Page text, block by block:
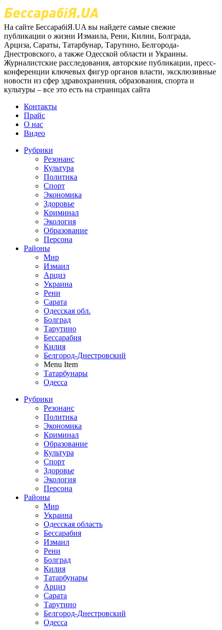
На сайте БессарабіЯ.UA вы найдете самые свежие
публикации о жизни Измаила, Рени, Килии, Болграда,
Арциза, Сараты, Татарбунар, Тарутино, Белгорода-
Днестровского, а также Одесской области и Украины.
Журналистские расследования, авторские публикации, пресс-
конференции ключевых фигур органов власти, эксклюзивные
новости из сфер здравохранения, образования, спорта и
культуры – все это есть на страницах сайта
Контакты
Прайс
О нас
Видео
Рубрики
Резонанс
Культура
Политика
Спорт
Экономика
Здоровье
Криминал
Экология
Образование
Персона
Районы
Мир
Измаил
Арциз
Украина
Рени
Сарата
Одесская обл.
Болград
Тарутино
Бессарабия
Килия
Белгород-Днестровский
Menu Item
Татарбунары
Одесса
Рубрики
Резонанс
Политика
Экономика
Криминал
Образование
Культура
Спорт
Здоровье
Экология
Персона
Районы
Мир
Украина
Одесская область
Бессарабия
Измаил
Рени
Болград
Килия
Татарбунары
Арциз
Сарата
Тарутино
Белгород-Днестровский
Одесса